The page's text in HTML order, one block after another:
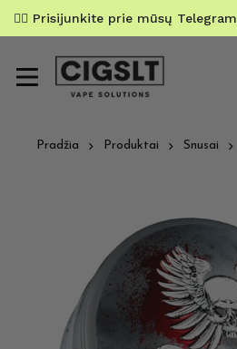
✌🏼 Prisijunkite prie mūsų Telegram
Pradžia Produktai Snusai